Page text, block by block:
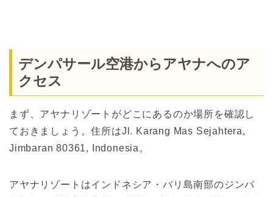
デンパサール空港からアヤナへのア
クセス
まず、アヤナリゾートがどこにあるのか場所を確認し
ておきましょう。住所はJl. Karang Mas Sejahtera,
Jimbaran 80361, Indonesia。
アヤナリゾートはインドネシア・バリ島南部のジンバ